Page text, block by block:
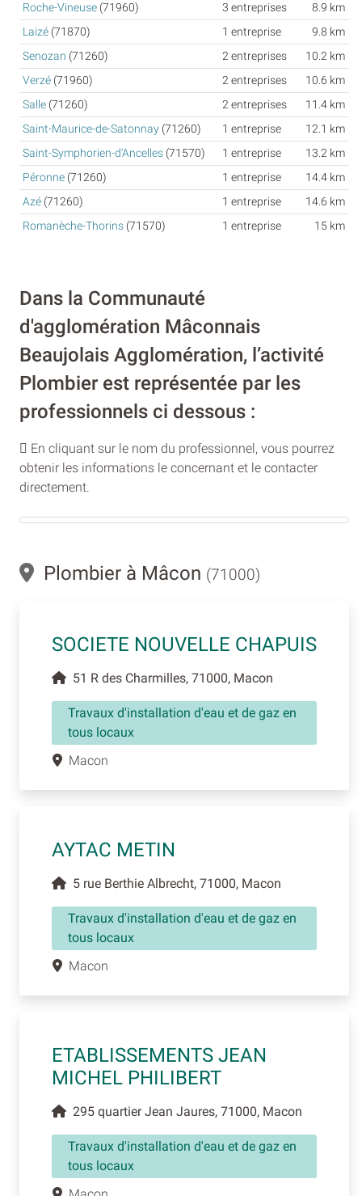
Roche-Vineuse (71960) 3 entreprises
8.9 km
Laizé (71870) 1 entreprise
9.8 km
Senozan (71260) 2 entreprises
10.2 km
Verzé (71960) 2 entreprises
10.6 km
Salle (71260) 2 entreprises
11.4 km
Saint-Maurice-de-Satonnay (71260) 1 entreprise
12.1 km
Saint-Symphorien-d'Ancelles (71570) 1 entreprise
13.2 km
Péronne (71260) 1 entreprise
14.4 km
Azé (71260) 1 entreprise
14.6 km
Romanèche-Thorins (71570) 1 entreprise 15 km
Dans la Communauté
d'agglomération Mâconnais
Beaujolais Agglomération, l’activité
Plombier est représentée par les
professionnels ci dessous :
En cliquant sur le nom du professionnel, vous pourrez
obtenir les informations le concernant et le contacter
directement.
Plombier à Mâcon (71000)
SOCIETE NOUVELLE CHAPUIS
51 R des Charmilles, 71000, Macon
Travaux d'installation d'eau et de gaz en
tous locaux
Macon
AYTAC METIN
5 rue Berthie Albrecht, 71000, Macon
Travaux d'installation d'eau et de gaz en
tous locaux
Macon
ETABLISSEMENTS JEAN
MICHEL PHILIBERT
295 quartier Jean Jaures, 71000, Macon
Travaux d'installation d'eau et de gaz en
tous locaux